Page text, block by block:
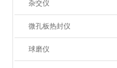
杂交仪
微孔板热封仪
球磨仪